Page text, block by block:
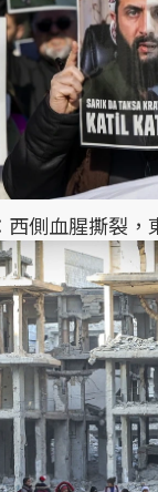
西側血腥撕裂，